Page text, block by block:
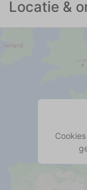
Locatie &